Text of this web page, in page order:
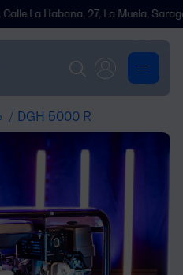
Habana, 27, La Muela, Saragosse.
/ DGH 5000 R